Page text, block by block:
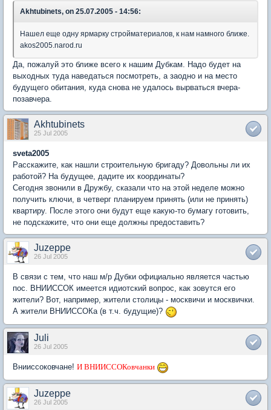
Akhtubinets, on 25.07.2005 - 14:56:
Нашел еще одну ярмарку стройматериалов, к нам намного ближе.
akos2005.narod.ru
Да, пожалуй это ближе всего к нашим Дубкам. Надо будет на
выходных туда наведаться посмотреть, а заодно и на место
будущего обитания, куда снова не удалось вырваться вчера-
позавчера.
Akhtubinets
25 Jul 2005
sveta2005
Расскажите, как нашли строительную бригаду? Довольны ли их
работой? На будущее, дадите их координаты?
Сегодня звонили в Дружбу, сказали что на этой неделе можно
получить ключи, в четверг планируем принять (или не принять)
квартиру. После этого они будут еще какую-то бумагу готовить,
не подскажите, что они еще должны предоставить?
Juzeppe
26 Jul 2005
В связи с тем, что наш м/р Дубки официально является частью
пос. ВНИИССОК имеется идиотский вопрос, как зовутся его
жители? Вот, например, жители столицы - москвичи и москвички.
А жители ВНИИССОКа (в т.ч. будущие)?
Juli
26 Jul 2005
Внииссоковчане! И ВНИИССОКовчанки
Juzeppe
26 Jul 2005